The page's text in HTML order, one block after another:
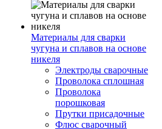
Материалы для сварки
чугуна и сплавов на основе
никеля
Электроды сварочные
Проволока сплошная
Проволока
порошковая
Прутки присадочные
Флюс сварочный